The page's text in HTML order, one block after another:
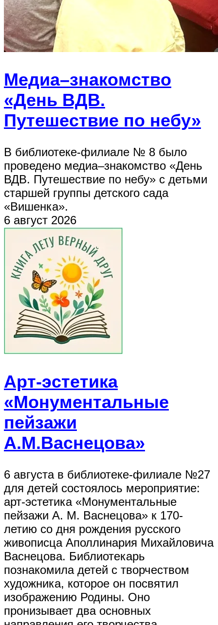
Медиа–знакомство
«День ВДВ.
Путешествие по небу»
В библиотеке-филиале № 8 было
проведено медиа–знакомство «День
ВДВ. Путешествие по небу» с детьми
старшей группы детского сада
«Вишенка».
6 август 2026
Арт-эстетика
«Монументальные
пейзажи
А.М.Васнецова»
6 августа в библиотеке-филиале №27
для детей состоялось мероприятие:
арт-эстетика «Монументальные
пейзажи А. М. Васнецова» к 170-
летию со дня рождения русского
живописца Аполлинария Михайловича
Васнецова. Библиотекарь
познакомила детей с творчеством
художника, которое он посвятил
изображению Родины. Оно
пронизывает два основных